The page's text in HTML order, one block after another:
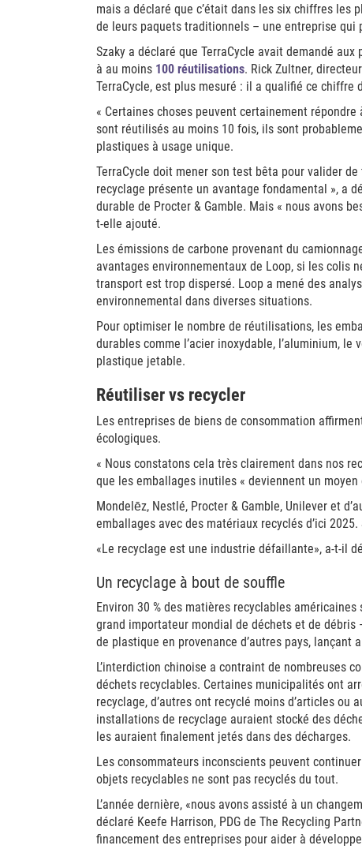
mais a déclaré que c’était dans les six chiffres les
de leurs paquets traditionnels – une entreprise
Szaky a déclaré que TerraCycle avait demandé
à au moins 100 réutilisations. Rick Zultner,
TerraCycle, est plus mesuré : il a qualifié ce chiffre
« Certaines choses peuvent certainement
sont réutilisés au moins 10 fois, ils sont
plastiques à usage unique.
TerraCycle doit mener son test bêta pour valider
recyclage présente un avantage fondamental », a
durable de Procter & Gamble. Mais « nous avons
t-elle ajouté.
Les émissions de carbone provenant du
avantages environnementaux de Loop, si les colis
transport est trop dispersé. Loop a mené des
environnemental dans diverses situations.
Pour optimiser le nombre de réutilisations, les
durables comme l’acier inoxydable, l’aluminium,
plastique jetable.
Réutiliser vs recycler
Les entreprises de biens de consommation
écologiques.
« Nous constatons cela très clairement dans nos
que les emballages inutiles « deviennent un moyen
Mondelēz, Nestlé, Procter & Gamble, Unilever et
emballages avec des matériaux recyclés d’ici
«Le recyclage est une industrie défaillante», a-t-il
Un recyclage à bout de souffle
Environ 30 % des matières recyclables
grand importateur mondial de déchets et de
de plastique en provenance d’autres pays, lançant
L’interdiction chinoise a contraint de nombreuses
déchets recyclables. Certaines municipalités ont
recyclage, d’autres ont recyclé moins d’articles
installations de recyclage auraient stocké des
les auraient finalement jetés dans des décharges.
Les consommateurs inconscients peuvent
objets recyclables ne sont pas recyclés du tout.
L’année dernière, «nous avons assisté à un
déclaré Keefe Harrison, PDG de The Recycling
financement des entreprises pour aider à